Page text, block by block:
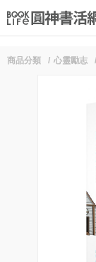
商品分類 心靈勵志